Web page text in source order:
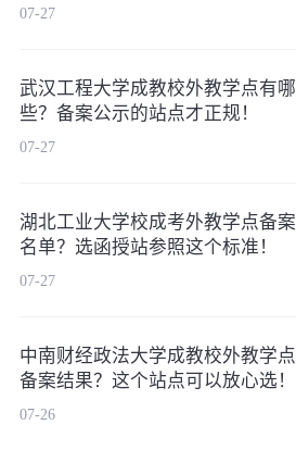
07-27
武汉工程大学成教校外教学点有哪
些？备案公示的站点才正规！
07-27
湖北工业大学校成考外教学点备案
名单？选函授站参照这个标准！
07-27
中南财经政法大学成教校外教学点
备案结果？这个站点可以放心选！
07-26